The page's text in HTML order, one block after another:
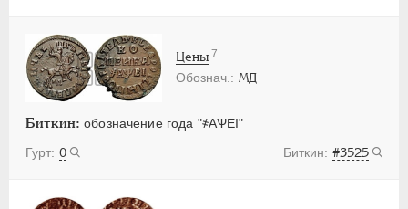
МД
Биткин: обозначение года "҂АѰЕI"
0
#3525
Цены 7